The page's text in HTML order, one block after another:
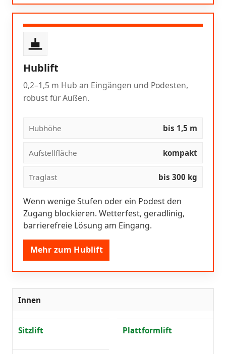
Hublift
0,2–1,5 m Hub an Eingängen und Podesten,
robust für Außen.
Hubhöhe bis 1,5 m
Aufstellfläche kompakt
Traglast bis 300 kg
Wenn wenige Stufen oder ein Podest den
Zugang blockieren. Wetterfest, geradlinig,
barrierefreie Lösung am Eingang.
Mehr zum Hublift
Innen
Sitzlift Plattformlift